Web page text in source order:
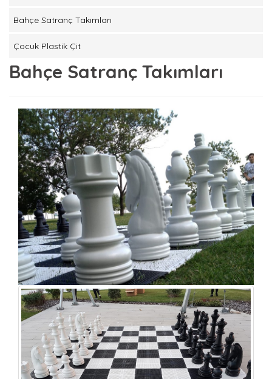
Bahçe Satranç Takımları
Çocuk Plastik Çit
Bahçe Satranç Takımları